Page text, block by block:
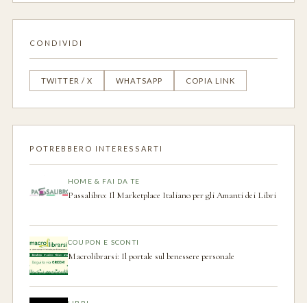
CONDIVIDI
TWITTER / X WHATSAPP COPIA LINK
POTREBBERO INTERESSARTI
HOME & FAI DA TE
Passalibro: Il Marketplace Italiano per gli Amanti dei Libri
COUPON E SCONTI
Macrolibrarsi: Il portale sul benessere personale